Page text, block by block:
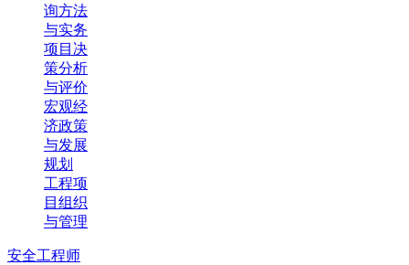
询方法
与实务
项目决
策分析
与评价
宏观经
济政策
与发展
规划
工程项
目组织
与管理
安全工程师